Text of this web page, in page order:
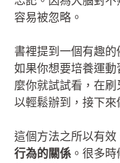
容易被忽略。
書裡提到一個有趣的
如果你想要培養運動
麼你就試試看，在
以輕鬆辦到，接下來
這個方法之所以有效
行為的關係 。很多